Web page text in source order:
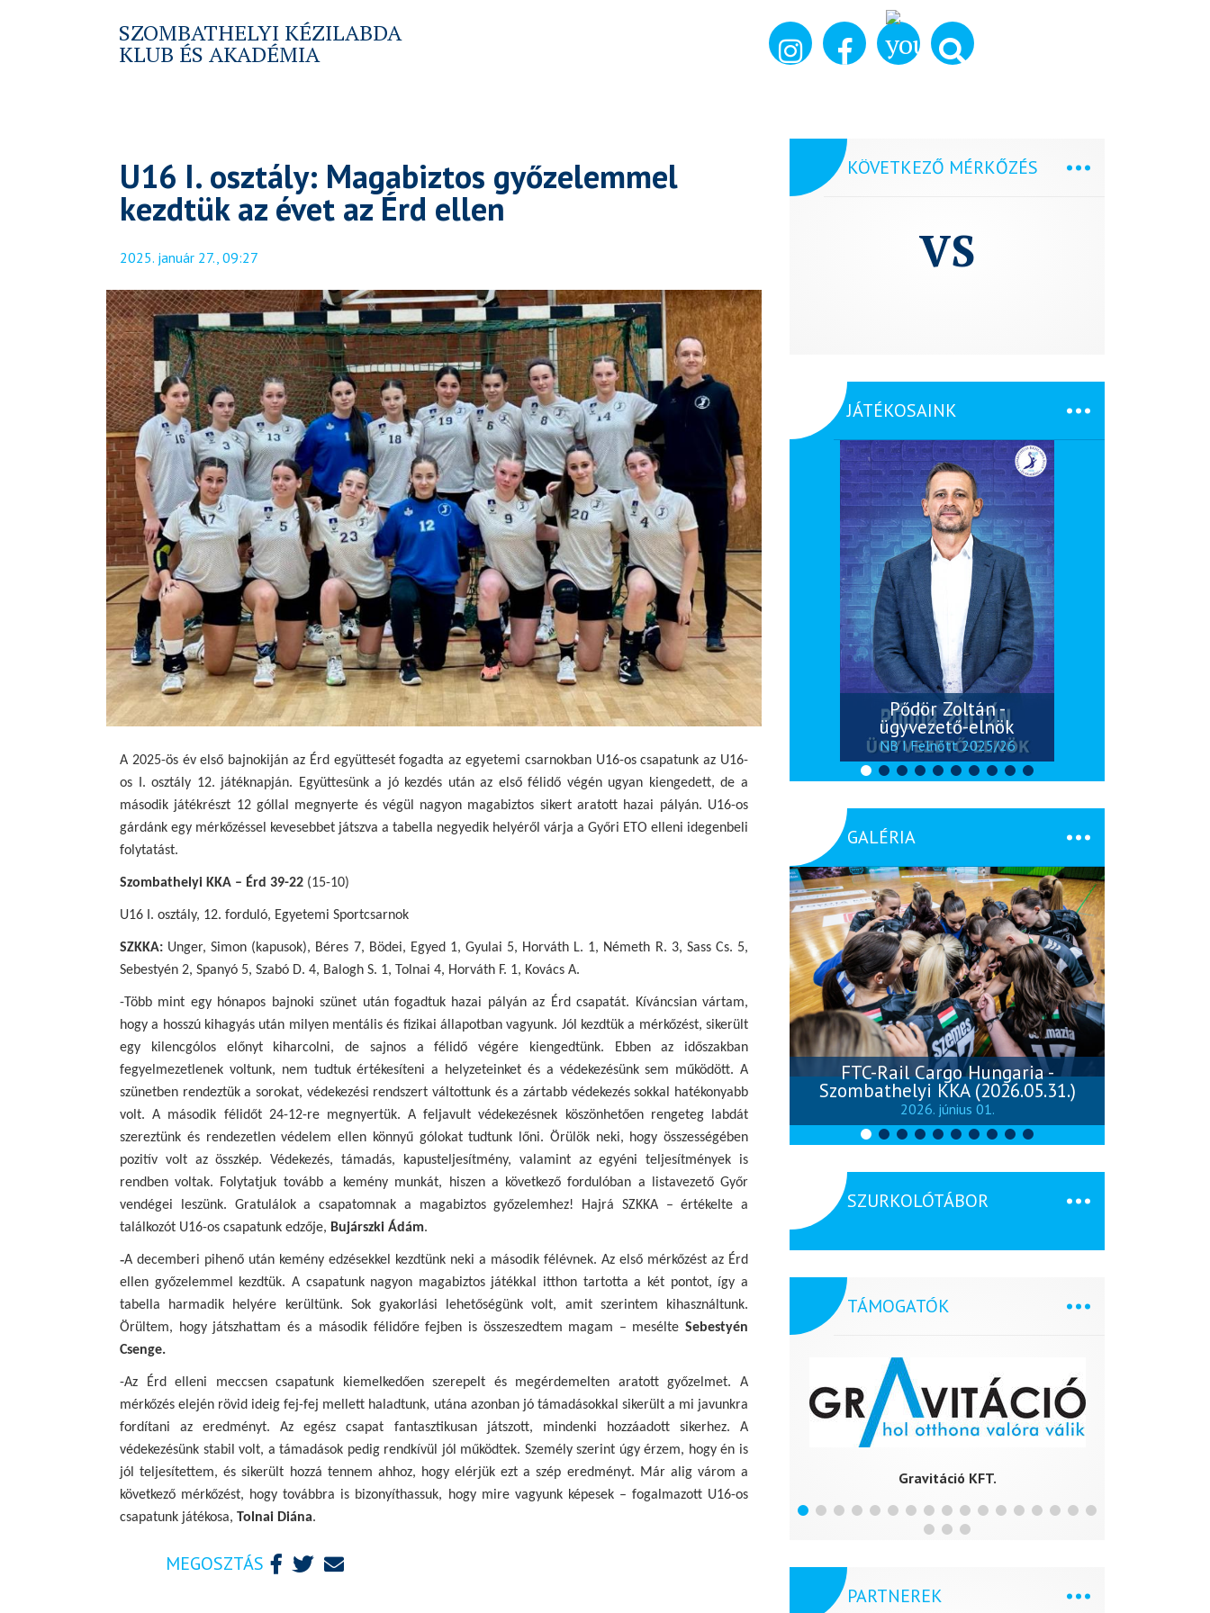
SZOMBATHELYI KÉZILABDA
KLUB ÉS AKADÉMIA
U16 I. osztály: Magabiztos győzelemmel
kezdtük az évet az Érd ellen
2025. január 27., 09:27
A 2025-ös év első bajnokiján az Érd együttesét fogadta az egyetemi csarnokban U16-os csapatunk az U16-
os I. osztály 12. játéknapján. Együttesünk a jó kezdés után az első félidő végén ugyan kiengedett, de a
második játékrészt 12 góllal megnyerte és végül nagyon magabiztos sikert aratott hazai pályán. U16-os
gárdánk egy mérkőzéssel kevesebbet játszva a tabella negyedik helyéről várja a Győri ETO elleni idegenbeli
folytatást.
Szombathelyi KKA – Érd 39-22 (15-10)
U16 I. osztály, 12. forduló, Egyetemi Sportcsarnok
SZKKA: Unger, Simon (kapusok), Béres 7, Bödei, Egyed 1, Gyulai 5, Horváth L. 1, Németh R. 3, Sass Cs. 5,
Sebestyén 2, Spanyó 5, Szabó D. 4, Balogh S. 1, Tolnai 4, Horváth F. 1, Kovács A.
-Több mint egy hónapos bajnoki szünet után fogadtuk hazai pályán az Érd csapatát. Kíváncsian vártam,
hogy a hosszú kihagyás után milyen mentális és fizikai állapotban vagyunk. Jól kezdtük a mérkőzést, sikerült
egy kilencgólos előnyt kiharcolni, de sajnos a félidő végére kiengedtünk. Ebben az időszakban
fegyelmezetlenek voltunk, nem tudtuk értékesíteni a helyzeteinket és a védekezésünk sem működött. A
szünetben rendeztük a sorokat, védekezési rendszert váltottunk és a zártabb védekezés sokkal hatékonyabb
volt. A második félidőt 24-12-re megnyertük. A feljavult védekezésnek köszönhetően rengeteg labdát
szereztünk és rendezetlen védelem ellen könnyű gólokat tudtunk lőni. Örülök neki, hogy összességében
pozitív volt az összkép. Védekezés, támadás, kapusteljesítmény, valamint az egyéni teljesítmények is
rendben voltak. Folytatjuk tovább a kemény munkát, hiszen a következő fordulóban a listavezető Győr
vendégei leszünk. Gratulálok a csapatomnak a magabiztos győzelemhez! Hajrá SZKKA – értékelte a
találkozót U16-os csapatunk edzője, Bujárszki Ádám.
-A decemberi pihenő után kemény edzésekkel kezdtünk neki a második félévnek. Az első mérkőzést az Érd
ellen győzelemmel kezdtük. A csapatunk nagyon magabiztos játékkal itthon tartotta a két pontot, így a
tabella harmadik helyére kerültünk. Sok gyakorlási lehetőségünk volt, amit szerintem kihasználtunk.
Örültem, hogy játszhattam és a második félidőre fejben is összeszedtem magam – mesélte Sebestyén
Csenge.
-Az Érd elleni meccsen csapatunk kiemelkedően szerepelt és megérdemelten aratott győzelmet. A
mérkőzés elején rövid ideig fej-fej mellett haladtunk, utána azonban jó támadásokkal sikerült a mi javunkra
fordítani az eredményt. Az egész csapat fantasztikusan játszott, mindenki hozzáadott sikerhez. A
védekezésünk stabil volt, a támadások pedig rendkívül jól működtek. Személy szerint úgy érzem, hogy én is
jól teljesítettem, és sikerült hozzá tennem ahhoz, hogy elérjük ezt a szép eredményt. Már alig várom a
következő mérkőzést, hogy továbbra is bizonyíthassuk, hogy mire vagyunk képesek – fogalmazott U16-os
csapatunk játékosa, Tolnai Diána.
MEGOSZTÁS
KÖVETKEZŐ MÉRKŐZÉS
VS
JÁTÉKOSAINK
Dr. Unger Péter -
csapatorvos
Pődör Zoltán -
ügyvezető-elnök
NB I Felnőtt 2025/26
GALÉRIA
Szombathelyi KKA - Alba Fehérvár
KC (2026.02.28.)
2026. március 01.
FTC-Rail Cargo Hungaria -
Szombathelyi KKA (2026.05.31.)
2026. június 01.
SZURKOLÓTÁBOR
TÁMOGATÓK
H-V Vízprojekt Kft. Gravitáció KFT.
PARTNEREK